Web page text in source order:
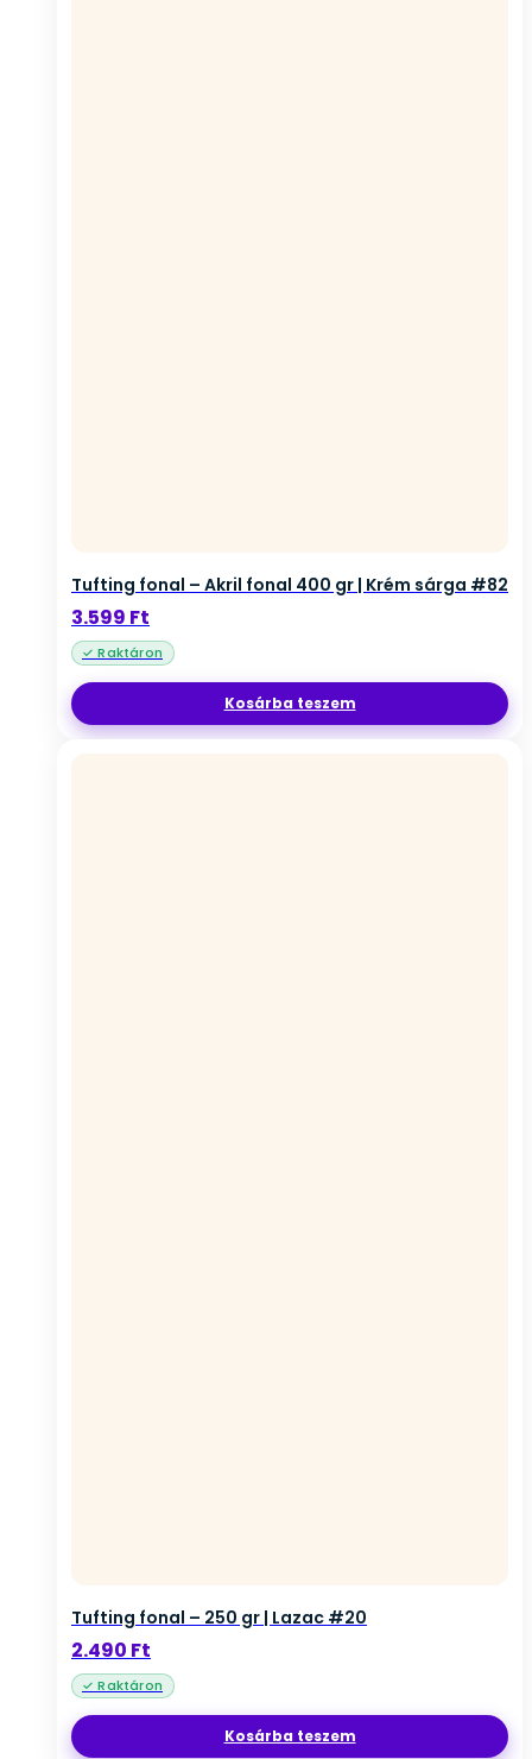
Tufting fonal – Akril fonal 400 gr | Krém sárga #82
3.599 Ft
Kosárba teszem
Tufting fonal – 250 gr | Lazac #20
2.490 Ft
Kosárba teszem